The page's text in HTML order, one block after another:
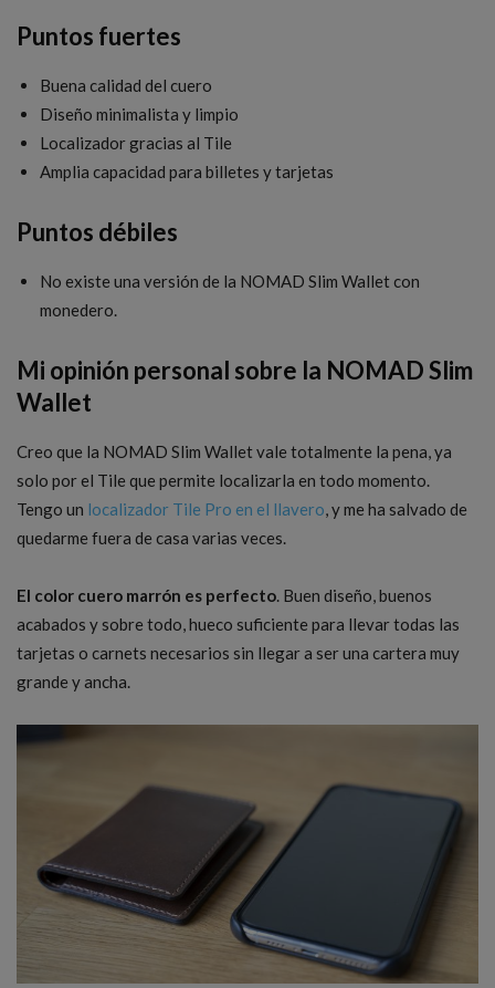
Puntos fuertes
Buena calidad del cuero
Diseño minimalista y limpio
Localizador gracias al Tile
Amplia capacidad para billetes y tarjetas
Puntos débiles
No existe una versión de la NOMAD Slim Wallet con
monedero.
Mi opinión personal sobre la NOMAD Slim
Wallet
Creo que la NOMAD Slim Wallet vale totalmente la pena, ya
solo por el Tile que permite localizarla en todo momento.
Tengo un localizador Tile Pro en el llavero, y me ha salvado de
quedarme fuera de casa varias veces.
El color cuero marrón es perfecto. Buen diseño, buenos
acabados y sobre todo, hueco suficiente para llevar todas las
tarjetas o carnets necesarios sin llegar a ser una cartera muy
grande y ancha.